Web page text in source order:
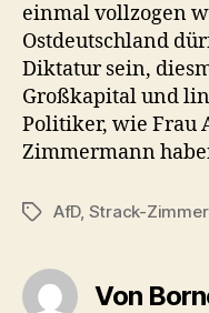
einmal vollzogen
Ostdeutschland
Diktatur sein,
Großkapital und
Politiker, wie Frau
Zimmermann
Schlagwörter
AfD, Strack-
Von